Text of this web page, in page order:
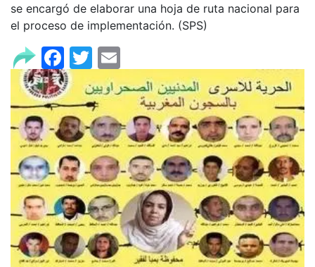
se encargó de elaborar una hoja de ruta nacional para
el proceso de implementación. (SPS)
Facebook
Twitter